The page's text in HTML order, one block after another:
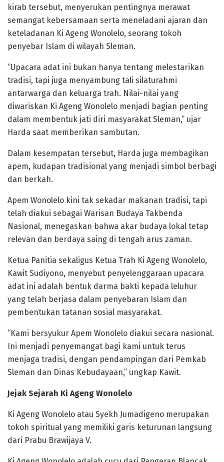
kirab tersebut, menyerukan pentingnya merawat
semangat kebersamaan serta meneladani ajaran dan
keteladanan Ki Ageng Wonolelo, seorang tokoh
penyebar Islam di wilayah Sleman.
“Upacara adat ini bukan hanya tentang melestarikan
tradisi, tapi juga menyambung tali silaturahmi
antarwarga dan keluarga trah. Nilai-nilai yang
diwariskan Ki Ageng Wonolelo menjadi bagian penting
dalam membentuk jati diri masyarakat Sleman,” ujar
Harda saat memberikan sambutan.
Dalam kesempatan tersebut, Harda juga membagikan
apem, kudapan tradisional yang menjadi simbol berbagi
dan berkah.
Apem Wonolelo kini tak sekadar makanan tradisi, tapi
telah diakui sebagai Warisan Budaya Takbenda
Nasional, menegaskan bahwa akar budaya lokal tetap
relevan dan berdaya saing di tengah arus zaman.
Ketua Panitia sekaligus Ketua Trah Ki Ageng Wonolelo,
Kawit Sudiyono, menyebut penyelenggaraan upacara
adat ini adalah bentuk darma bakti kepada leluhur
yang telah berjasa dalam penyebaran Islam dan
pembentukan tatanan sosial masyarakat.
“Kami bersyukur Apem Wonolelo diakui secara nasional.
Ini menjadi penyemangat bagi kami untuk terus
menjaga tradisi, dengan pendampingan dari Pemkab
Sleman dan Dinas Kebudayaan,” ungkap Kawit.
Jejak Sejarah Ki Ageng Wonolelo
Ki Ageng Wonolelo atau Syekh Jumadigeno merupakan
tokoh spiritual yang memiliki garis keturunan langsung
dari Prabu Brawijaya V.